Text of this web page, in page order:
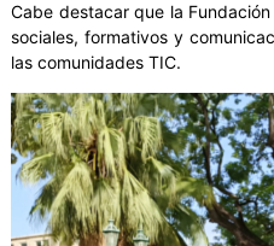
Cabe destacar que la
sociales, formativos y
las comunidades TIC.